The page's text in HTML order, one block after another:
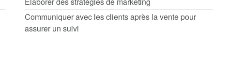
Communiquer avec les clients après la vente pour
assurer un suivi